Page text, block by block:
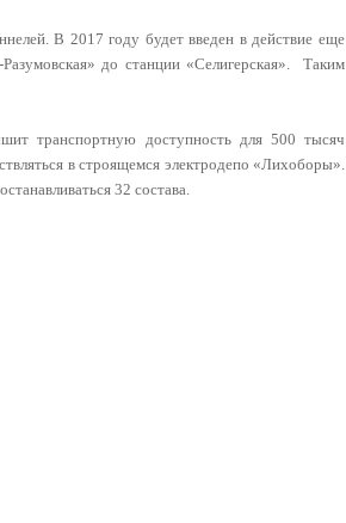
В 2017 году будет введен в действие еще
до станции «Селигерская». Таким
транспортную доступность для 500 тысяч
в строящемся электродепо «Лихоборы».
32 состава.